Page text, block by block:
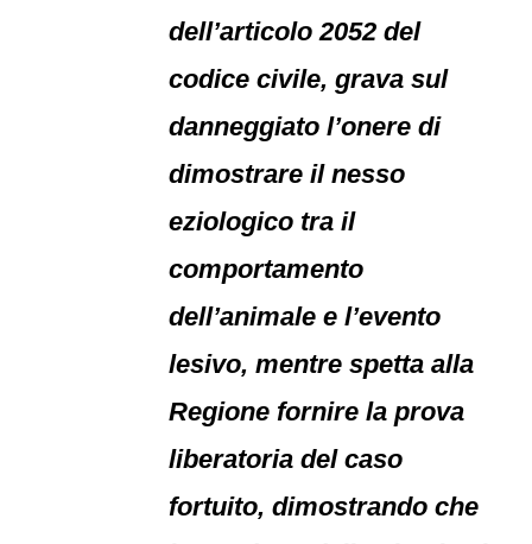
dell’articolo 2052 del
codice civile, grava sul
danneggiato l’onere di
dimostrare il nesso
eziologico tra il
comportamento
dell’animale e l’evento
lesivo, mentre spetta alla
Regione fornire la prova
liberatoria del caso
fortuito, dimostrando che